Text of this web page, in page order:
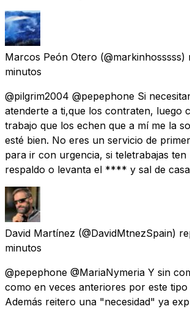
Marcos Peón Otero (@markinhosssss)
minutos
@pilgrim2004 @pepephone Si
atenderte a ti,que los contraten, luego
trabajo que los echen que a mí me la
esté bien. No eres un servicio de
para ir con urgencia, si teletrabajas ten
respaldo o levanta el **** y sal de casa
David Martínez (@DavidMtnezSpain)
minutos
@pepephone @MariaNymeria Y sin
como en veces anteriores por este
Además reitero una "necesidad" ya